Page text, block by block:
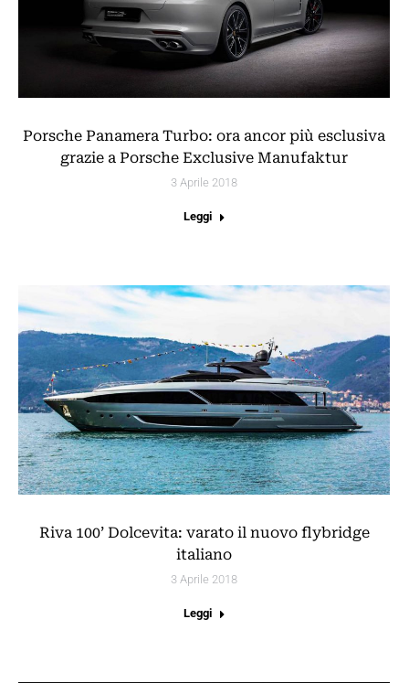
Porsche Panamera Turbo: ora ancor più esclusiva
grazie a Porsche Exclusive Manufaktur
3 Aprile 2018
Leggi
Riva 100’ Dolcevita: varato il nuovo flybridge
italiano
3 Aprile 2018
Leggi